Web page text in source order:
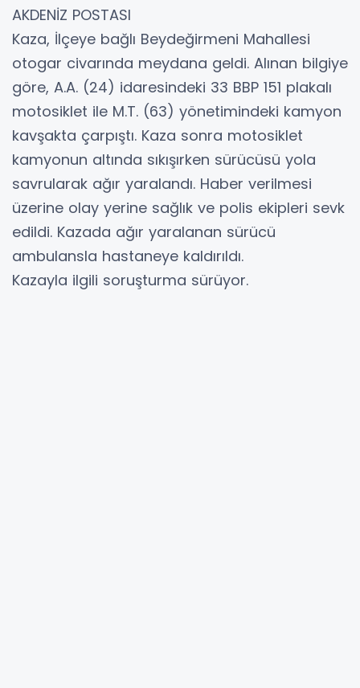
AKDENİZ POSTASI
Kaza, İlçeye bağlı Beydeğirmeni Mahallesi
otogar civarında meydana geldi. Alınan bilgiye
göre, A.A. (24) idaresindeki 33 BBP 151 plakalı
motosiklet ile M.T. (63) yönetimindeki kamyon
kavşakta çarpıştı. Kaza sonra motosiklet
kamyonun altında sıkışırken sürücüsü yola
savrularak ağır yaralandı. Haber verilmesi
üzerine olay yerine sağlık ve polis ekipleri sevk
edildi. Kazada ağır yaralanan sürücü
ambulansla hastaneye kaldırıldı.
Kazayla ilgili soruşturma sürüyor.